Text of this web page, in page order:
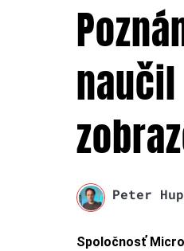
Peter
Spoločnosť